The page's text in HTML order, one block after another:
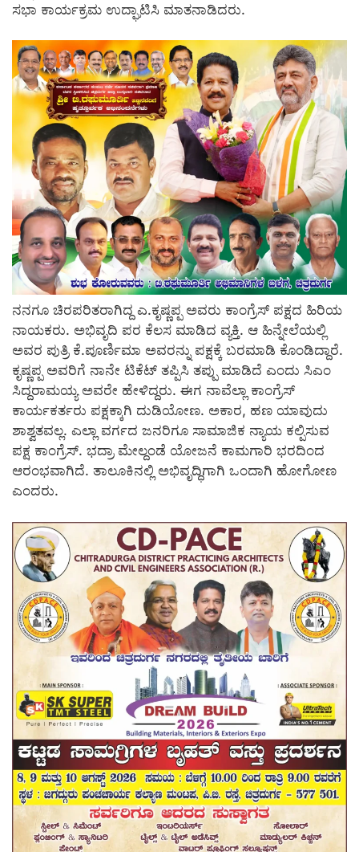
ಸಭಾ ಕಾರ್ಯಕ್ರಮ ಉದ್ಘಾಟಿಸಿ ಮಾತನಾಡಿದರು.
ನನಗೂ ಚಿರಪರಿತರಾಗಿದ್ದ ಎ.ಕೃಷ್ಣಪ್ಪ ಅವರು ಕಾಂಗ್ರೆಸ್ ಪಕ್ಷದ ಹಿರಿಯ
ನಾಯಕರು. ಅಭಿವೃದಿ ಪರ ಕೆಲಸ ಮಾಡಿದ ವ್ಯಕ್ತಿ. ಆ ಹಿನ್ನೇಲೆಯಲ್ಲಿ
ಅವರ ಪುತ್ರಿ ಕೆ.ಪೂರ್ಣಿಮಾ ಅವರನ್ನು ಪಕ್ಷಕ್ಕೆ ಬರಮಾಡಿ ಕೊಂಡಿದ್ದಾರೆ.
ಕೃಷ್ಣಪ್ಪ ಅವರಿಗೆ ನಾನೇ ಟಿಕೆಟ್ ತಪ್ಪಿಸಿ ತಪ್ಪು ಮಾಡಿದೆ ಎಂದು ಸಿಎಂ
ಸಿದ್ದರಾಮಯ್ಯ ಅವರೇ ಹೇಳಿದ್ದರು. ಈಗ ನಾವೆಲ್ಲಾ ಕಾಂಗ್ರೆಸ್
ಕಾರ್ಯಕರ್ತರು ಪಕ್ಷಕ್ಕಾಗಿ ದುಡಿಯೋಣ. ಅಕಾರ, ಹಣ ಯಾವುದು
ಶಾಶ್ವತವಲ್ಲ. ಎಲ್ಲಾ ವರ್ಗದ ಜನರಿಗೂ ಸಾಮಾಜಿಕ ನ್ಯಾಯ ಕಲ್ಪಿಸುವ
ಪಕ್ಷ ಕಾಂಗ್ರೆಸ್. ಭದ್ರಾ ಮೇಲ್ದಂಡೆ ಯೋಜನೆ ಕಾಮಗಾರಿ ಭರದಿಂದ
ಆರಂಭವಾಗಿದೆ. ತಾಲೂಕಿನಲ್ಲಿ ಅಭಿವೃದ್ಧಿಗಾಗಿ ಒಂದಾಗಿ ಹೋಗೋಣ
ಎಂದರು.